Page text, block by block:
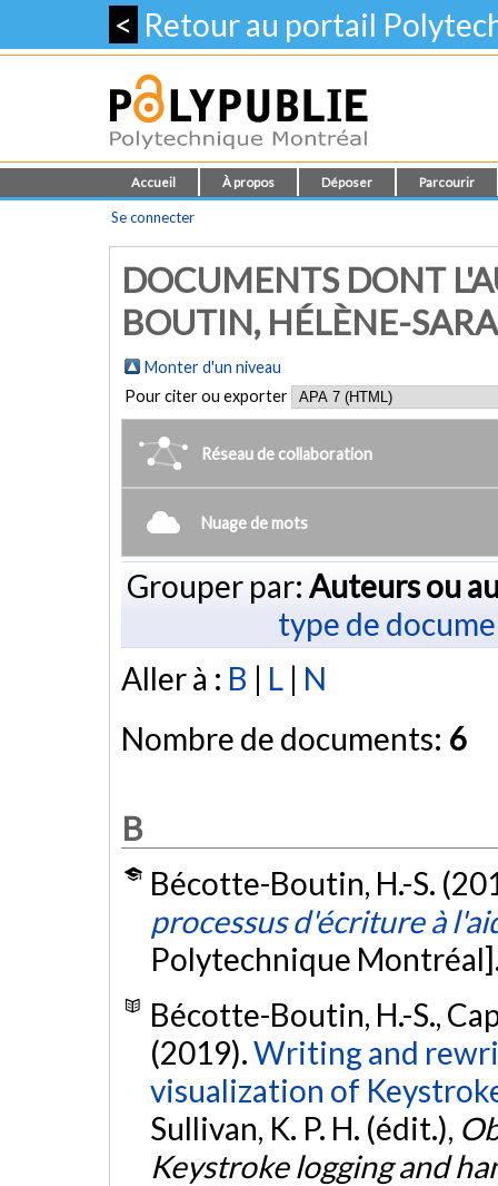
< Retour au portail
Accueil À propos Déposer Parcourir
Se connecter
DOCUMENTS DONT
BOUTIN, HÉLÈNE-
Monter d'un niveau
Pour citer ou exporter
Réseau de collaboration
Nuage de mots
Grouper par: Auteurs ou
type de
Aller à : B | L | N
Nombre de documents: 6
B
Bécotte-Boutin, H.-S.
processus d'écriture à
Polytechnique
Bécotte-Boutin, H.-S.,
(2019).Writing and
visualization of
Sullivan, K. P. H. (édit.),
Keystroke logging and